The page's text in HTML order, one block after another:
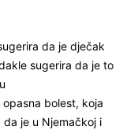
da je dječak
sugerira da je to
bolest, koja
je u Njemačkoj i